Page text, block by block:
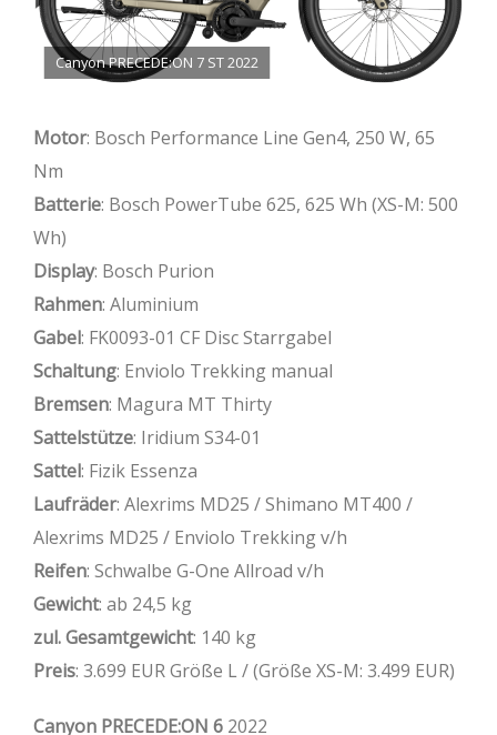
Canyon PRECEDE:ON 7 ST 2022
Motor: Bosch Performance Line Gen4, 250 W, 65
Nm
Batterie: Bosch PowerTube 625, 625 Wh (XS-M: 500
Wh)
Display: Bosch Purion
Rahmen: Aluminium
Gabel: FK0093-01 CF Disc Starrgabel
Schaltung: Enviolo Trekking manual
Bremsen: Magura MT Thirty
Sattelstütze: Iridium S34-01
Sattel: Fizik Essenza
Laufräder: Alexrims MD25 / Shimano MT400 /
Alexrims MD25 / Enviolo Trekking v/h
Reifen: Schwalbe G-One Allroad v/h
Gewicht: ab 24,5 kg
zul. Gesamtgewicht: 140 kg
Preis: 3.699 EUR Größe L / (Größe XS-M: 3.499 EUR)
Canyon PRECEDE:ON 6 2022